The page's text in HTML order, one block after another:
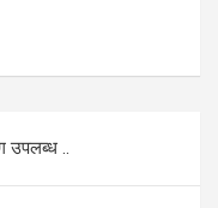
उपलब्ध ..